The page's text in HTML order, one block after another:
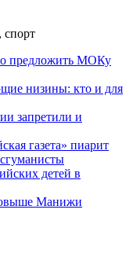
спорт
предложить МОКу
низины: кто и для
запретили и
газета» пиарит
детей в
Манижи